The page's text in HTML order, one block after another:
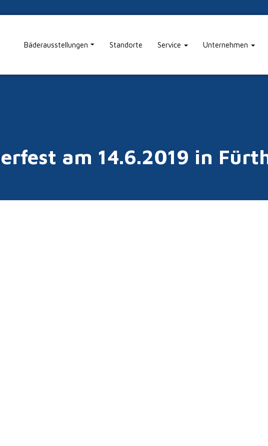
Bäderausstellungen Standorte Service Unternehmen
am 14.6.2019 in